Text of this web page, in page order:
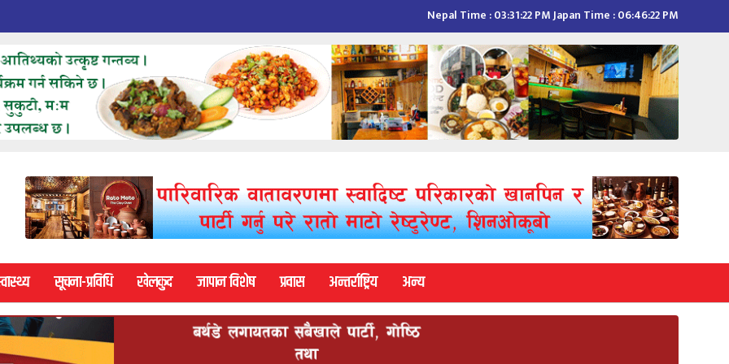
Nepal Time :03:31:23 PMJapan Time :06:46:23 PM
सूचना-प्रविधि खेलकुद जापान विशेष प्रवास अन्तर्राष्ट्रिय अन्य